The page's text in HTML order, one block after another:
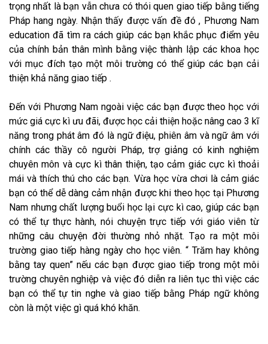
trọng nhất là bạn vẫn chưa có thói quen giao tiếp bằng tiếng
Pháp hang ngày. Nhận thấy được vấn đề đó , Phương Nam
education đã tìm ra cách giúp các bạn khắc phục điểm yêu
của chính bản thân mình bằng việc thành lập các khoa học
với mục đích tạo một môi trường có thể giúp các bạn cải
thiện khả năng giao tiếp .
Đến với Phương Nam ngoài việc các bạn được theo học với
mức giá cực kì ưu đãi, được học cải thiện hoặc nâng cao 3 kĩ
năng trong phát âm đó là ngữ điệu, phiên âm và ngữ âm với
chính các thầy cô người Pháp, trợ giảng có kinh nghiệm
chuyên môn và cực kì thân thiện, tạo cảm giác cực kì thoải
mái và thích thú cho các bạn. Vừa học vừa chơi là cảm giác
bạn có thể dễ dàng cảm nhận được khi theo học tại Phương
Nam nhưng chất lượng buổi học lại cực kì cao, giúp các bạn
có thể tự thực hành, nói chuyện trực tiếp với giáo viên từ
những câu chuyện đời thường nhỏ nhặt. Tạo ra một môi
trường giao tiếp hàng ngày cho học viên. “ Trăm hay không
bằng tay quen” nếu các bạn được giao tiếp trong một môi
trường chuyên nghiệp và việc đó diễn ra liên tục thì việc các
bạn có thể tự tin nghe và giao tiếp bằng Pháp ngữ không
còn là một việc gì quá khó khăn.